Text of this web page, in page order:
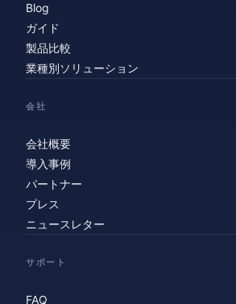
Blog
ガイド
製品比較
業種別ソリューション
会社
会社概要
導入事例
パートナー
プレス
ニュースレター
サポート
FAQ